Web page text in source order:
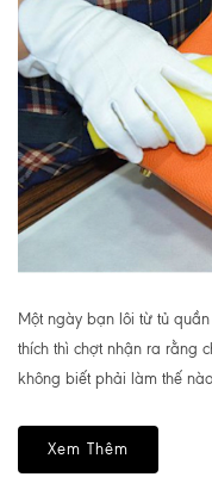
Một ngày bạn lôi từ tủ
thích thì chợt nhận ra rằng
không biết phải làm thế
Xem Thêm